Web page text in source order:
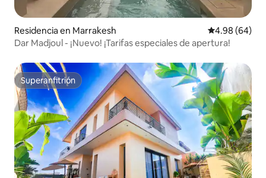
Residencia en Marrakesh Calificación
4.98 (64)
Dar Madjoul - ¡Nuevo! ¡Tarifas especiales de apertura!
Superanfitrión
Superanfitrión